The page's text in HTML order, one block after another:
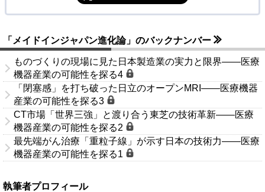
「メイドインジャパン進化論」のバックナンバー
ものづくりの現場に見た日本製造業の実力と限界――医療
機器産業の可能性を探る4
「閉塞感」を打ち破った日立のオープンMRI――医療機器
産業の可能性を探る3
CT市場「世界三強」と渡り合う東芝の技術革新――医療
機器産業の可能性を探る2
最先端がん治療「重粒子線」が示す日本の技術力――医療
機器産業の可能性を探る1
執筆者プロフィール